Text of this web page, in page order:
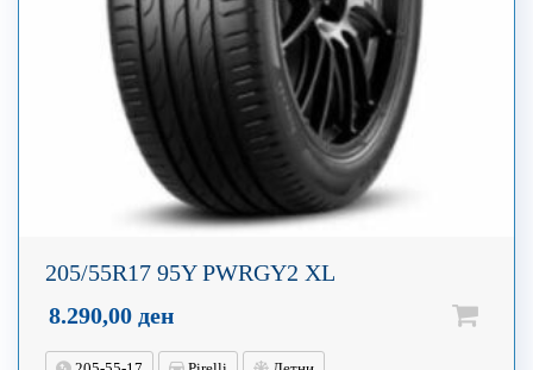
205/55R17 95Y PWRGY2 XL
8.290,00 ден